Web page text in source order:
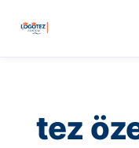
tez